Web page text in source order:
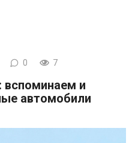
0 7
вспоминаем и
автомобили